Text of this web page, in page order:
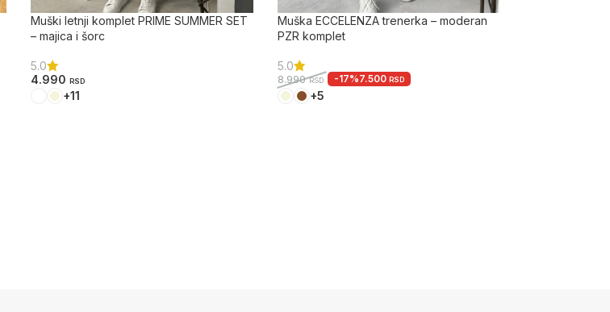
Muški letnji komplet PRIME SUMMER SET
– majica i šorc
5.0
4.990 RSD
+11
Muška ECCELENZA trenerka – moderan
PZR komplet
5.0
8.990RSD -17%7.500 RSD
+5